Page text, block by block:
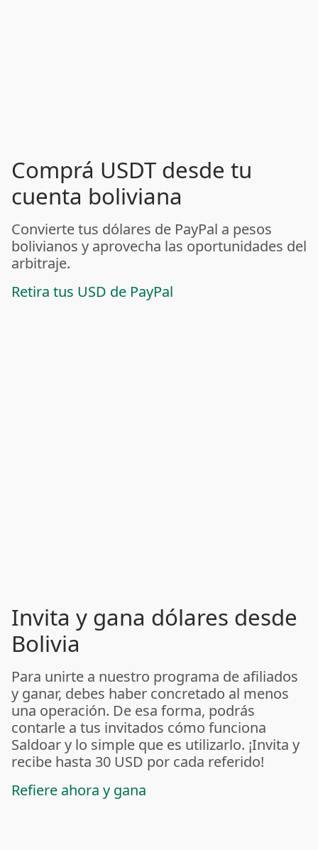
Comprá USDT desde tu
cuenta boliviana
Convierte tus dólares de PayPal a pesos
bolivianos y aprovecha las oportunidades del
arbitraje.
Retira tus USD de PayPal
Invita y gana dólares desde
Bolivia
Para unirte a nuestro programa de afiliados
y ganar, debes haber concretado al menos
una operación. De esa forma, podrás
contarle a tus invitados cómo funciona
Saldoar y lo simple que es utilizarlo. ¡Invita y
recibe hasta 30 USD por cada referido!
Refiere ahora y gana